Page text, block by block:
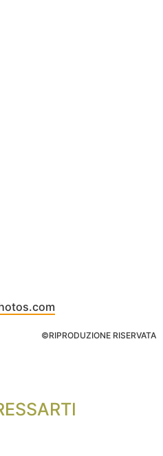
©RIPRODUZIONE RISERVATA